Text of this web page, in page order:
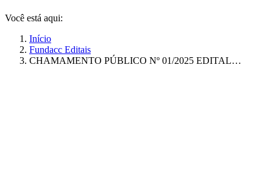
Você está aqui:
Início
Fundacc Editais
CHAMAMENTO PÚBLICO Nº 01/2025 EDITAL…